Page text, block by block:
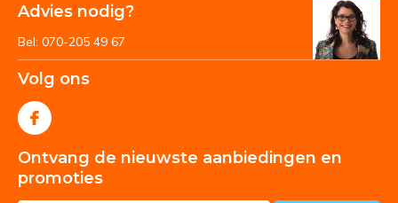
Advies nodig?
Bel: 070-205 49 67
Volg ons
Ontvang de nieuwste aanbiedingen en
promoties